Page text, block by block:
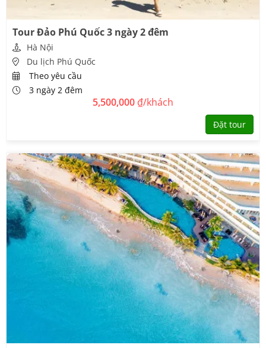
Tour Đảo Phú Quốc 3 ngày 2 đêm
Hà Nội
Du lịch Phú Quốc
Theo yêu cầu
3 ngày 2 đêm
5,500,000 ₫/khách
Đặt tour